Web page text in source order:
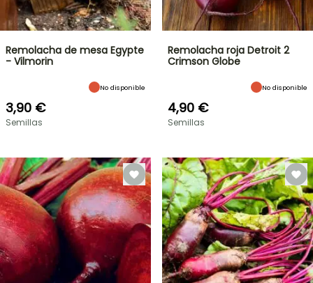
Remolacha de mesa Egypte
- Vilmorin
No disponible
3,90 €
Semillas
Remolacha roja Detroit 2
Crimson Globe
No disponible
4,90 €
Semillas